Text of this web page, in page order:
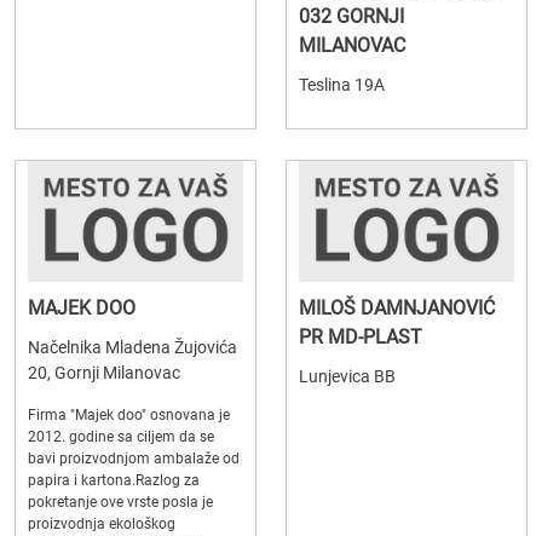
032 GORNJI
MILANOVAC
Teslina 19A
MAJEK DOO
Načelnika Mladena Žujovića
20, Gornji Milanovac
Firma "Majek doo" osnovana je
2012. godine sa ciljem da se
bavi proizvodnjom ambalaže od
papira i kartona.Razlog za
pokretanje ove vrste posla je
proizvodnja ekološkog
MILOŠ DAMNJANOVIĆ
PR MD-PLAST
Lunjevica BB